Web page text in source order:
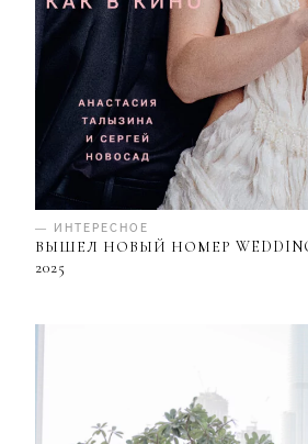
— ИНТЕРЕСНОЕ
ВЫШЕЛ НОВЫЙ НОМЕР
2025